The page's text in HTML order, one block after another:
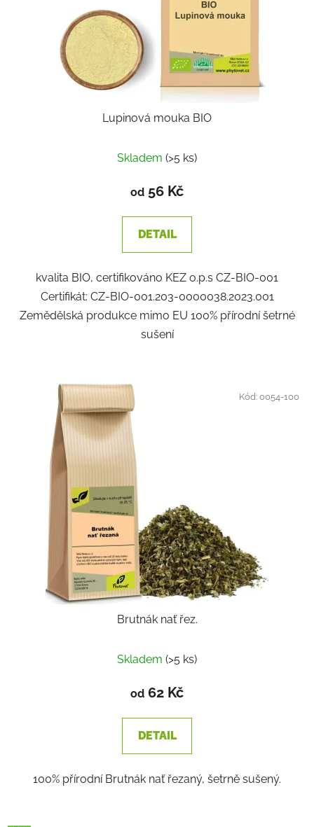
Lupinová mouka BIO
Skladem (>5 ks)
od 56 Kč
DETAIL
kvalita BIO, certifikováno KEZ o.p.s CZ-BIO-001
Certifikát: CZ-BIO-001.203-0000038.2023.001
Zemědělská produkce mimo EU 100% přírodní šetrné
sušení
Brutnák nať řez.
Skladem (>5 ks)
od 62 Kč
DETAIL
100% přírodní Brutnák nať řezaný, šetrně sušený.
Kód:0054-100